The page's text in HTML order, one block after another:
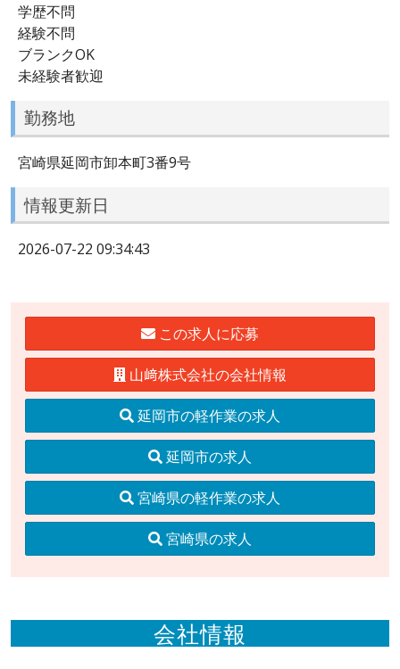
学歴不問
経験不問
ブランクOK
未経験者歓迎
勤務地
宮崎県延岡市卸本町3番9号
情報更新日
2026-07-22 09:34:43
この求人に応募
山﨑株式会社の会社情報
延岡市の軽作業の求人
延岡市の求人
宮崎県の軽作業の求人
宮崎県の求人
会社情報